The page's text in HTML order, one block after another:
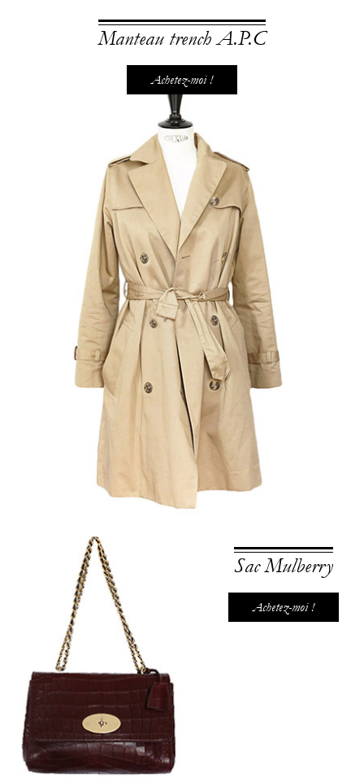
Manteau trench A.P.C
Achetez-moi !
Sac Mulberry
Achetez-moi !